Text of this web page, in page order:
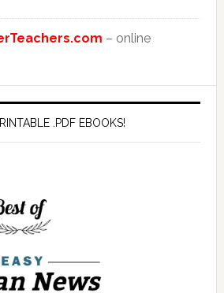
– online
.PDF EBOOKS!